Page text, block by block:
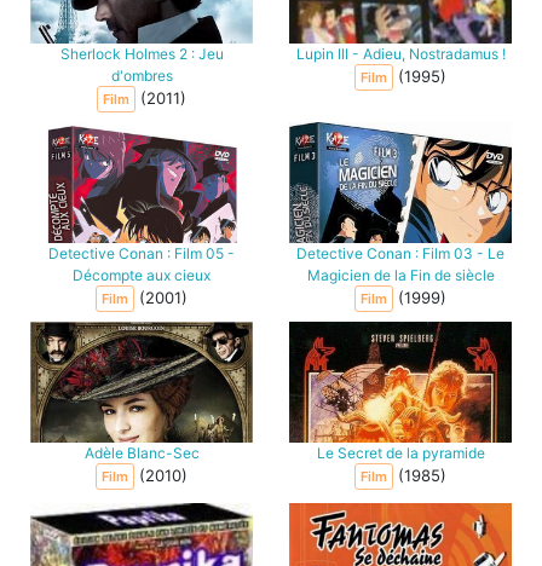
Sherlock Holmes 2 : Jeu
d'ombres
Film (2011)
Lupin III - Adieu, Nostradamus !
Film (1995)
Detective Conan : Film 05 -
Décompte aux cieux
Film (2001)
Detective Conan : Film 03 - Le
Magicien de la Fin de siècle
Film (1999)
Adèle Blanc-Sec
Film (2010)
Le Secret de la pyramide
Film (1985)